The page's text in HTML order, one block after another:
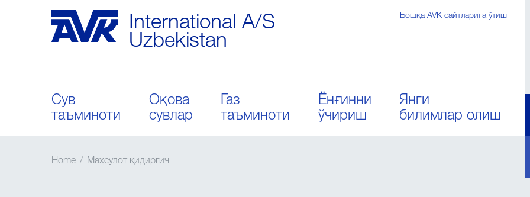
International A/S
Uzbekistan
Сув
таъминоти
Оқова
сувлар
Газ
таъминоти
Ёнғинни
ўчириш
Янги
билимлар олиш
Бошқа AVK сайтларига ўтиш
Home / Маҳсулот қидиргич